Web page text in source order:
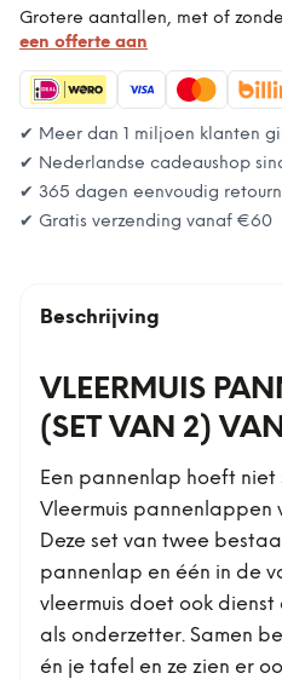
Grotere aantallen, met of
een offerte aan
✔ Meer dan 1 miljoen klanten
✔ Nederlandse cadeaushop
✔ 365 dagen eenvoudig
✔ Gratis verzending vanaf €60
Beschrijving
VLEERMUIS
(SET VAN 2)
Een pannenlap hoeft
Vleermuis
Deze set van twee
pannenlap en één in de
vleermuis doet ook
als onderzetter. Samen
én je tafel en ze zien er